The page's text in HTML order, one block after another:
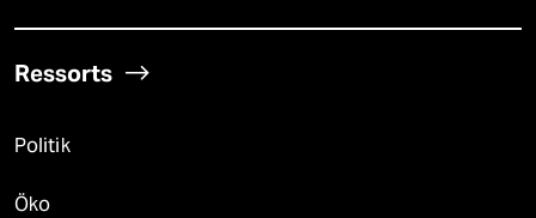
Ressorts
Politik
Öko